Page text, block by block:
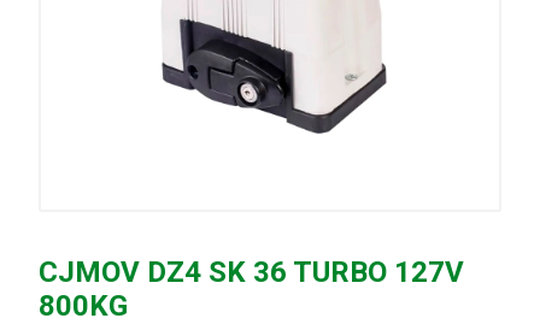
CJMOV DZ4 SK 36 TURBO 127V
800KG